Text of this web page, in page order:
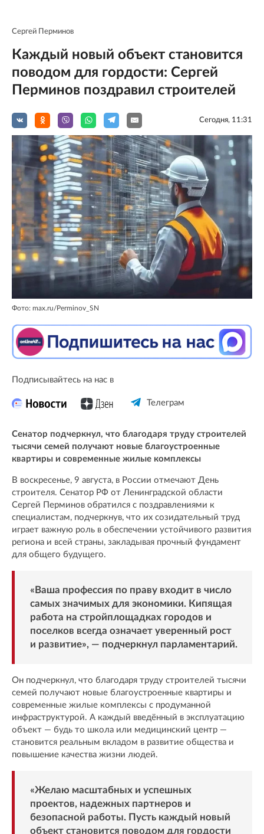
Сергей Перминов
Каждый новый объект становится
поводом для гордости: Сергей
Перминов поздравил строителей
Сегодня, 11:31
Фото: max.ru/Perminov_SN
Подписывайтесь на нас в
Телеграм
Сенатор подчеркнул, что благодаря труду строителей
тысячи семей получают новые благоустроенные
квартиры и современные жилые комплексы
В воскресенье, 9 августа, в России отмечают День
строителя. Сенатор РФ от Ленинградской области
Сергей Перминов обратился с поздравлениями к
специалистам, подчеркнув, что их созидательный труд
играет важную роль в обеспечении устойчивого развития
региона и всей страны, закладывая прочный фундамент
для общего будущего.
«Ваша профессия по праву входит в число
самых значимых для экономики. Кипящая
работа на стройплощадках городов и
поселков всегда означает уверенный рост
и развитие», — подчеркнул парламентарий.
Он подчеркнул, что благодаря труду строителей тысячи
семей получают новые благоустроенные квартиры и
современные жилые комплексы с продуманной
инфраструктурой. А каждый введённый в эксплуатацию
объект — будь то школа или медицинский центр —
становится реальным вкладом в развитие общества и
повышение качества жизни людей.
«Желаю масштабных и успешных
проектов, надежных партнеров и
безопасной работы. Пусть каждый новый
объект становится поводом для гордости